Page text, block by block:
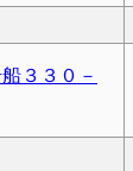
３３０－